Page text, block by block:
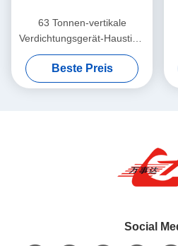
63 Tonnen-vertikale
Verdichtungsgerät-Haustier-
Flaschen-
Emballierungsmaschine,
Plastikflaschen-Ballenpresse
Beste Preis
Social